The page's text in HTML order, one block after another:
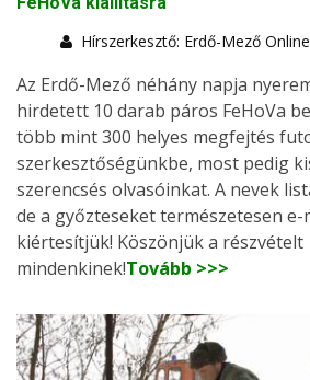
Hírszerkesztő: Erdő-Mező Online
Az Erdő-Mező néhány napja
hirdetett 10 darab páros FeHoVa
több mint 300 helyes megfejtés
szerkesztőségünkbe, most pedig
szerencsés olvasóinkat. A nevek
de a győzteseket természetesen e-
kiértesítjük! Köszönjük a részvételt
mindenkinek!Tovább >>>